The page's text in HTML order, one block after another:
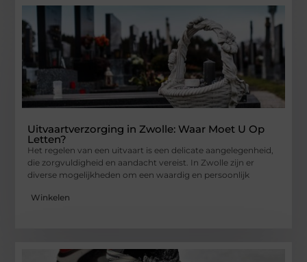
Uitvaartverzorging in Zwolle: Waar Moet U Op
Letten?
Het regelen van een uitvaart is een delicate aangelegenheid,
die zorgvuldigheid en aandacht vereist. In Zwolle zijn er
diverse mogelijkheden om een waardig en persoonlijk
Winkelen